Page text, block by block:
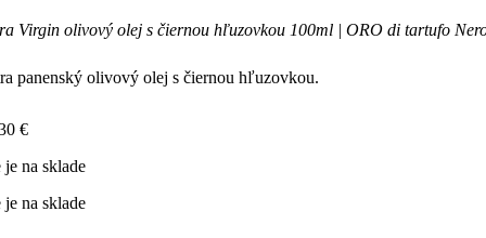
Virgin olivový olej s čiernou hľuzovkou 100ml | ORO di tartufo
panenský olivový olej s čiernou hľuzovkou.
€
je na sklade
je na sklade